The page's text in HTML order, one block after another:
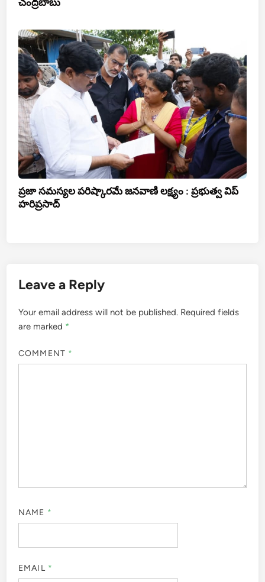
చంద్రబాబు
ప్రజా సమస్యల పరిష్కారమే జనవాణి లక్ష్యం : ప్రభుత్వ విప్
హరిప్రసాద్
Leave a Reply
Your email address will not be published. Required fields
are marked *
COMMENT *
NAME *
EMAIL *